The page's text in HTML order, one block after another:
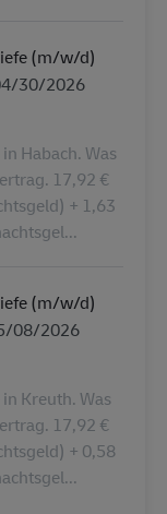
(m/w/d)
Date
30/2026
Habach. Was
17,92 €
+ 1,63
(m/w/d)
Date
08/2026
Kreuth. Was
17,92 €
+ 0,58